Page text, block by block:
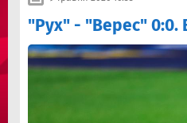
"Рух" - "Верес" 0:0.